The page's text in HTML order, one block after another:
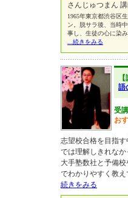
さんじゅつまん
1965年東京都渋谷区
ン。脱サラ後、当時
事し、生徒の心に染
...続きをみる
語
受
お
志望校合格を目指
では理解しきれなか
大手塾数社と予備
でわかりやすく教
続きをみる